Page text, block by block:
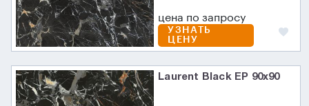
цена по запросу
УЗНАТЬ
ЦЕНУ
Laurent Black EP 90х90